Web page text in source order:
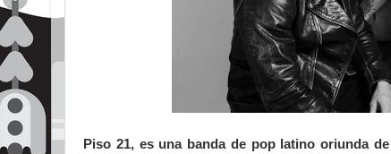
Piso 21, es una banda de pop latino oriunda